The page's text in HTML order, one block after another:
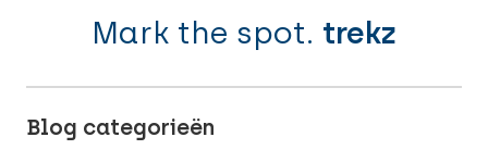
Mark the spot. trekz
Blog categorieën